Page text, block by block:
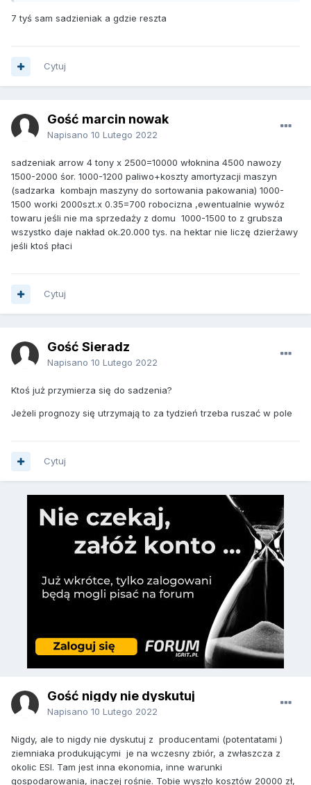
7 tyś sam sadzieniak a gdzie reszta
Cytuj
Gość marcin nowak
Napisano 10 Lutego 2022
sadzeniak arrow 4 tony x 2500=10000 włoknina 4500 nawozy
1500-2000 śor. 1000-1200 paliwo+koszty amortyzacji maszyn
(sadzarka kombajn maszyny do sortowania pakowania) 1000-
1500 worki 2000szt.x 0.35=700 robocizna ,ewentualnie wywóz
towaru jeśli nie ma sprzedaży z domu 1000-1500 to z grubsza
wszystko daje nakład ok.20.000 tys. na hektar nie liczę dzierżawy
jeśli ktoś płaci
Cytuj
Gość Sieradz
Napisano 10 Lutego 2022
Ktoś już przymierza się do sadzenia?
Jeżeli prognozy się utrzymają to za tydzień trzeba ruszać w pole
Cytuj
Gość nigdy nie dyskutuj
Napisano 10 Lutego 2022
Nigdy, ale to nigdy nie dyskutuj z producentami (potentatami )
ziemniaka produkującymi je na wczesny zbiór, a zwłaszcza z
okolic ESI. Tam jest inna ekonomia, inne warunki
gospodarowania, inaczej rośnie. Tobie wyszło kosztów 20000 zł,